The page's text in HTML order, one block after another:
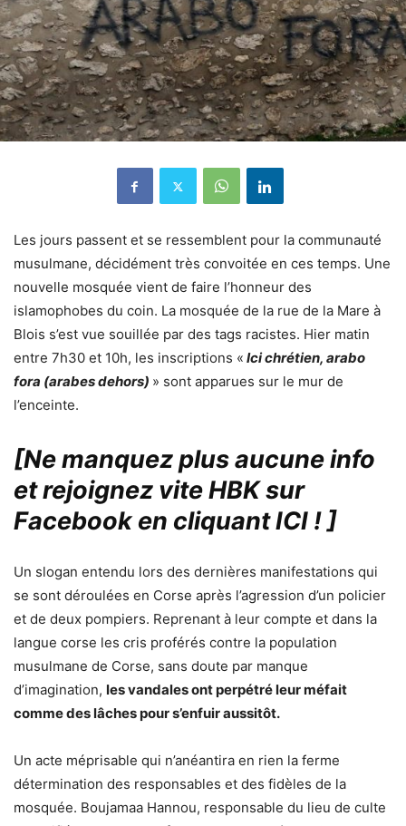
Les jours passent et se ressemblent pour la communauté
musulmane, décidément très convoitée en ces temps. Une
nouvelle mosquée vient de faire l’honneur des
islamophobes du coin. La mosquée de la rue de la Mare à
Blois s’est vue souillée par des tags racistes. Hier matin
entre 7h30 et 10h, les inscriptions « Ici chrétien, arabo
fora (arabes dehors) » sont apparues sur le mur de
l’enceinte.
[Ne manquez plus aucune info
et rejoignez vite HBK sur
Facebook en cliquant ICI !]
Un slogan entendu lors des dernières manifestations qui
se sont déroulées en Corse après l’agression d’un policier
et de deux pompiers. Reprenant à leur compte et dans la
langue corse les cris proférés contre la population
musulmane de Corse, sans doute par manque
d’imagination, les vandales ont perpétré leur méfait
comme des lâches pour s’enfuir aussitôt.
Un acte méprisable qui n’anéantira en rien la ferme
détermination des responsables et des fidèles de la
mosquée. Boujamaa Hannou, responsable du lieu de culte